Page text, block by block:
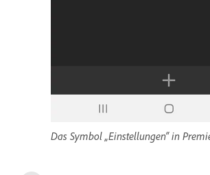
Das Symbol „Einstellungen“ in